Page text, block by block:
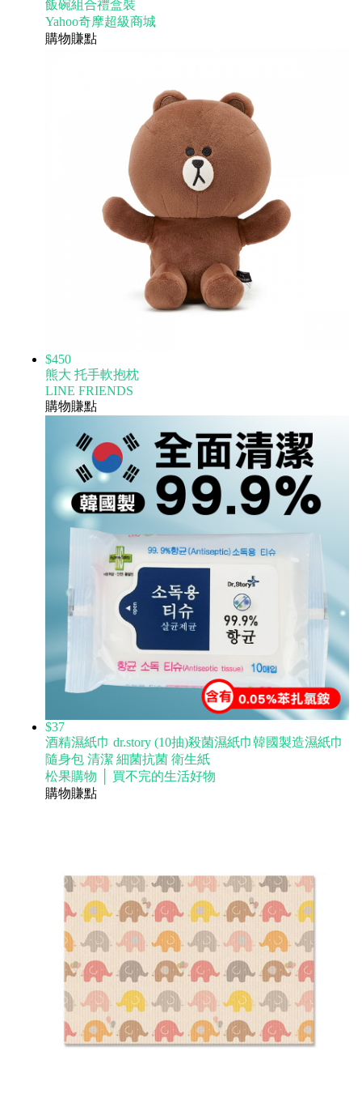
飯碗組合禮盒裝
Yahoo奇摩超級商城
購物賺點
$450
熊大 托手軟抱枕
LINE FRIENDS
購物賺點
$37
酒精濕紙巾 dr.story (10抽)殺菌濕紙巾韓國製造濕紙巾
隨身包 清潔 細菌抗菌 衛生紙
松果購物 │ 買不完的生活好物
購物賺點